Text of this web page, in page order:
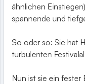
ähnlichen
spannende und
So oder so: Sie hat
turbulenten
Nun ist sie ein fester